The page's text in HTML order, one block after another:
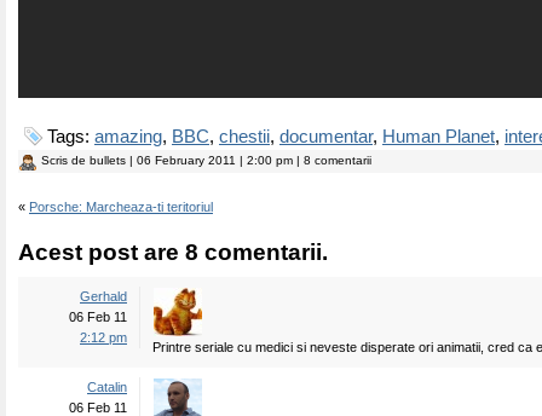
Tags: amazing, BBC, chestii, documentar, Human Planet,
Scris de bullets | 06 February 2011 | 2:00 pm | 8 comentarii
« Porsche: Marcheaza-ti teritoriul
Acest post are 8 comentarii.
Gerhald
06 Feb 11
2:12 pm
Printre seriale cu medici si neveste disperate ori animatii, cred ca
Catalin
06 Feb 11